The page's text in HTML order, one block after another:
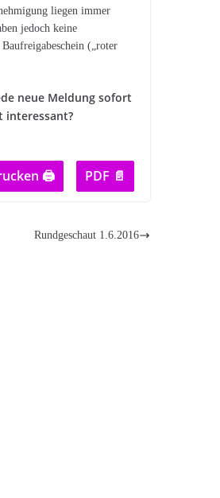
liegen immer
jedoch keine
(„roter
neue Meldung sofort
interessant?
🖨 PDF 📄
Rundgeschaut 1.6.2016